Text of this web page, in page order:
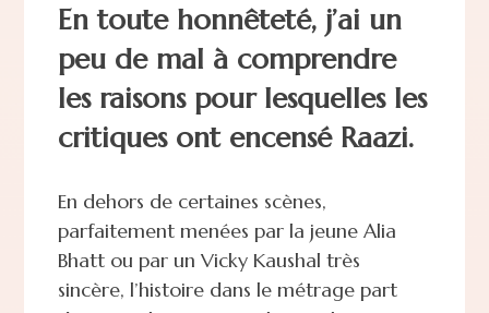
En toute honnêteté, j’ai un
peu de mal à comprendre
les raisons pour lesquelles les
critiques ont encensé Raazi.
En dehors de certaines scènes,
parfaitement menées par la jeune Alia
Bhatt ou par un Vicky Kaushal très
sincère, l’histoire dans le métrage part